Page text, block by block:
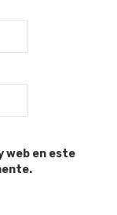
web en este